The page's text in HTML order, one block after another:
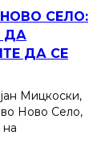
СЕЛО:
ДА
ДА СЕ
Мицкоски,
во Ново Село,
на